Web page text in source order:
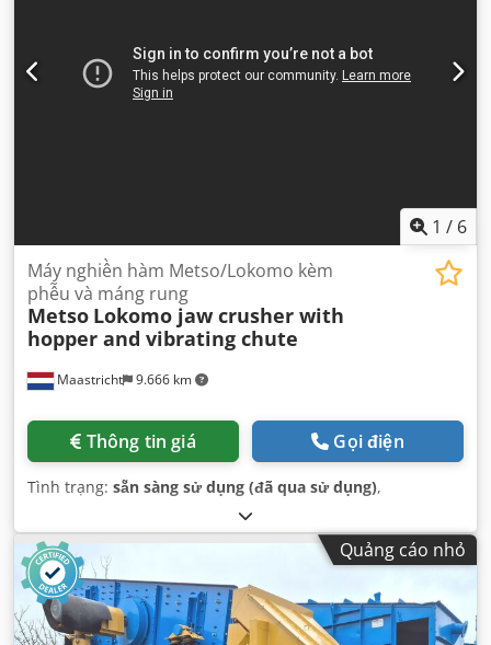
1 / 6
Maastricht 9.666 km
Máy nghiền hàm Metso/Lokomo kèm
phễu và máng rung
Metso Lokomo jaw crusher with
hopper and vibrating chute
Thông tin giá Gọi điện
Tình trạng: sẵn sàng sử dụng (đã qua sử dụng),
Quảng cáo nhỏ